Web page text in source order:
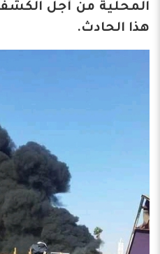
المحلية من أجل
هذا الحادث.